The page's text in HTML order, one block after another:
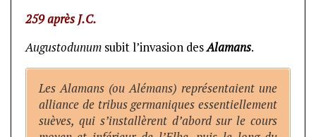
259 après J.C.
Augustodunum subit l’invasion desAlamans.
Les Alamans (ou Alémans) représentaient une
alliance de tribus germaniques essentiellement
suèves, qui s’installèrent d’abord sur le cours